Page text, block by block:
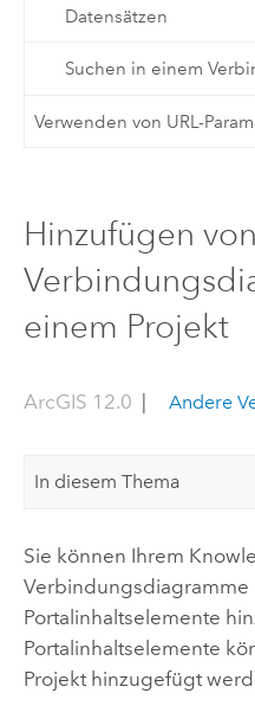
Datensätzen
Suchen in einem
Verwenden von URL-
Hinzufügen von
einem Projekt
ArcGIS 12.0 | Andere
In diesem Thema
Sie können Ihrem
Verbindungsdiagramme
Portalinhaltselemente
Portalinhaltselemente
Projekt hinzugefügt